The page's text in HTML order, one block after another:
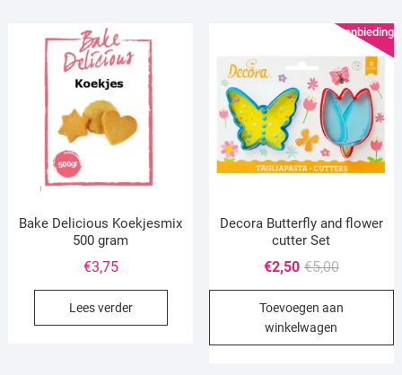
Bake Delicious Koekjesmix
500 gram
€3,75
Lees verder
Aanbieding!
Decora Butterfly and flower
cutter Set
€5,00
prijs
was:
€2,50
Huidige
prijs
is:
Toevoegen aan
winkelwagen